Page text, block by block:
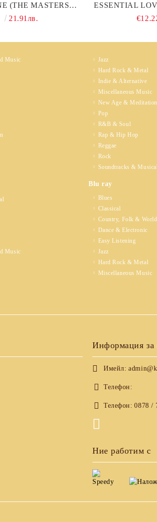
(THE MASTERS
(2CD)
21.91лв.
ESSENTIAL
Music
Music
Jazz
Hard Rock & Metal
Indie & Alternative
Miscellaneous Music
New Age & Meditation
Pop
R&B & Soul
Rap & Hip Hop
Reggae
Rock
Soundtracks &
Blu ray
Blues
Classical
Country, Folk &
Dance & Electronic
Easy Listening
Jazz
Hard Rock & Metal
Miscellaneous Music
Информация за
Имейл:
Телефон:
Телефон: 0878 /
Ние работим с